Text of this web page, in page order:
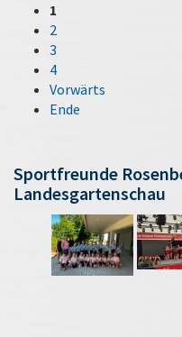
1
2
3
4
Vorwärts
Ende
Sportfreunde
Landesgartenschau